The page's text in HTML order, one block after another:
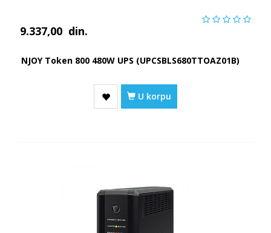
9.337,00 din.
NJOY Token 800 480W UPS (UPCSBLS680TTOAZ01B)
U korpu